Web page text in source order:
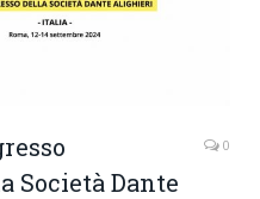
Società Dante
0